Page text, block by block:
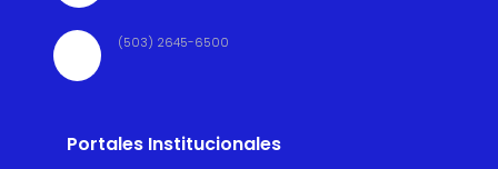
(503) 2645-6500
Portales Institucionales